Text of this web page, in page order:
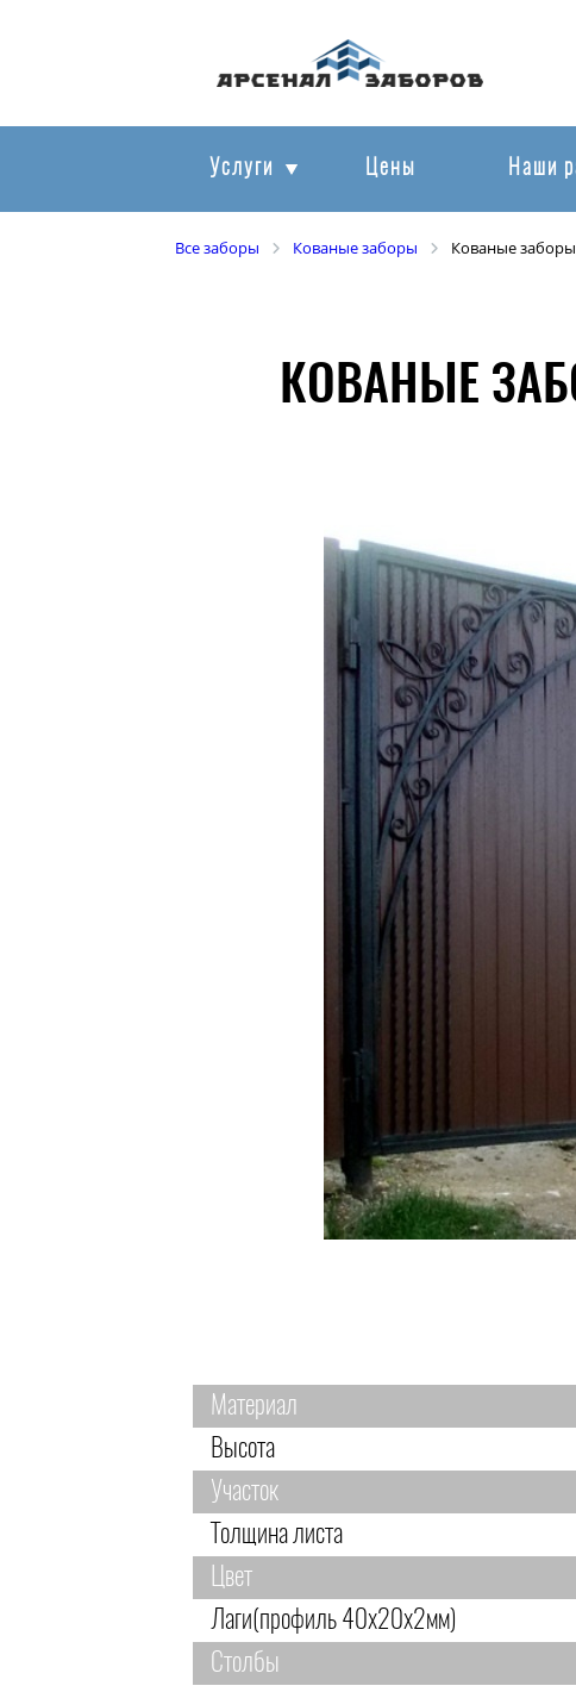
Услуги Цены Наши
Все заборы Кованые заборы Кованые
КОВАНЫЕ
Материал
Высота
Участок
Толщина листа
Цвет
Лаги(профиль 40х20х2мм)
Столбы